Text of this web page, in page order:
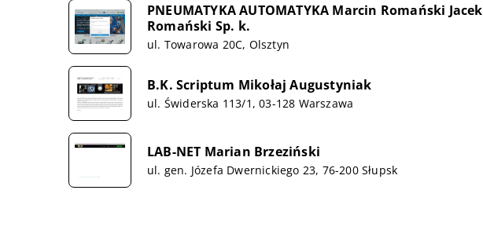
PNEUMATYKA AUTOMATYKA Marcin Romański Jacek
Romański Sp. k.
ul. Towarowa 20C, Olsztyn
B.K. Scriptum Mikołaj Augustyniak
ul. Świderska 113/1, 03-128 Warszawa
LAB-NET Marian Brzeziński
ul. gen. Józefa Dwernickiego 23, 76-200 Słupsk